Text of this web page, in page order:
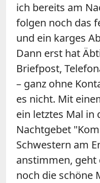
ich bereits am
folgen noch das
und ein karges
Dann erst hat
Briefpost,
– ganz ohne
es nicht. Mit
ein letztes Mal in
Nachtgebet
Schwestern am
anstimmen, geht
noch die schöne